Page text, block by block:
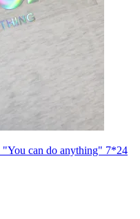
can do anything" 7*24